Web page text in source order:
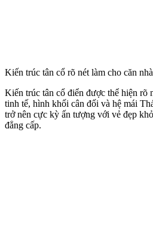
Kiến trúc tân cổ rõ nét làm cho căn
Kiến trúc tân cổ điển được thể hiện rõ
tinh tế, hình khối cân đối và hệ mái
trở nên cực kỳ ấn tượng với vẻ đẹp
đẳng cấp.